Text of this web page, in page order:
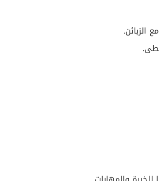
الزبائن.